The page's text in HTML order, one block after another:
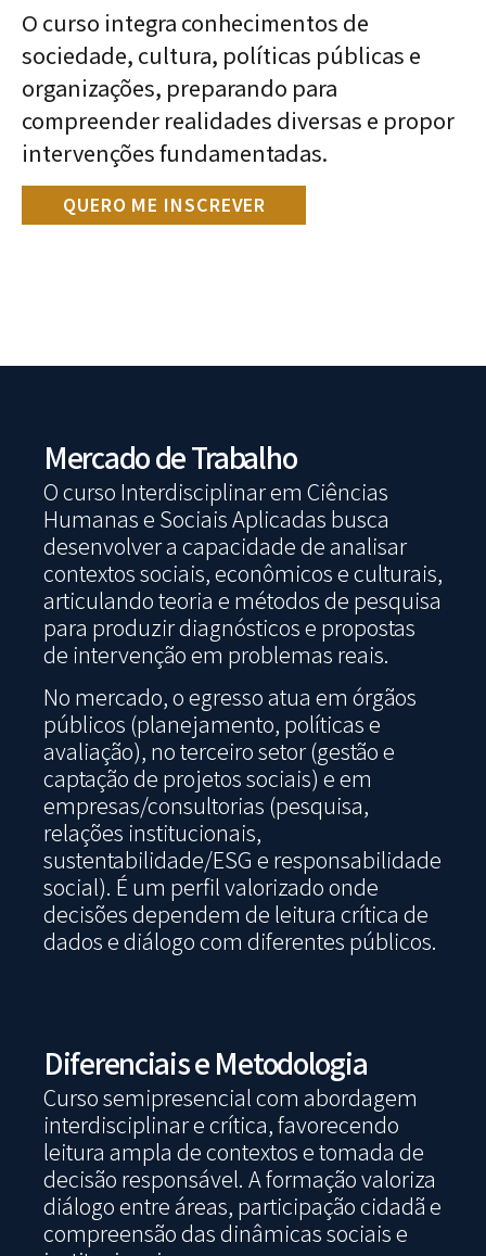
O curso integra conhecimentos de
sociedade, cultura, políticas públicas e
organizações, preparando para
compreender realidades diversas e propor
intervenções fundamentadas.
QUERO ME INSCREVER
Mercado de Trabalho
O curso Interdisciplinar em Ciências
Humanas e Sociais Aplicadas busca
desenvolver a capacidade de analisar
contextos sociais, econômicos e culturais,
articulando teoria e métodos de pesquisa
para produzir diagnósticos e propostas
de intervenção em problemas reais.
No mercado, o egresso atua em órgãos
públicos (planejamento, políticas e
avaliação), no terceiro setor (gestão e
captação de projetos sociais) e em
empresas/consultorias (pesquisa,
relações institucionais,
sustentabilidade/ESG e responsabilidade
social). É um perfil valorizado onde
decisões dependem de leitura crítica de
dados e diálogo com diferentes públicos.
Diferenciais e Metodologia
Curso semipresencial com abordagem
interdisciplinar e crítica, favorecendo
leitura ampla de contextos e tomada de
decisão responsável. A formação valoriza
diálogo entre áreas, participação cidadã e
compreensão das dinâmicas sociais e